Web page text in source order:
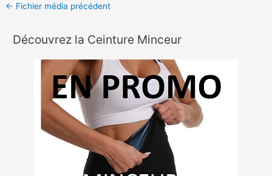
← Fichier média précédent
Découvrez la Ceinture Minceur